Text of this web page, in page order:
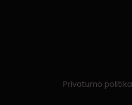
Privatumo politika